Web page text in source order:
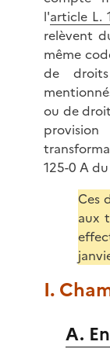
l'article L.
relèvent
même
de
ou de
125-0 A
Ces
aux
I.
A.